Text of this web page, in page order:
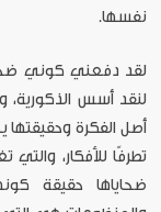
نفسها.
لقد دفعني كوني
لنقد أسس الذكورية،
أصل الفكرة وحقيقتها
تطرفًا للأفكار،
ضحاياها حقيقة